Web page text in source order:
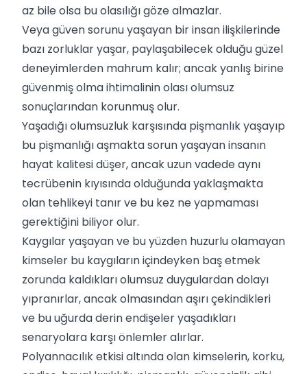
az bile olsa bu olasılığı göze almazlar.
Veya güven sorunu yaşayan bir insan ilişkilerinde
bazı zorluklar yaşar, paylaşabilecek olduğu güzel
deneyimlerden mahrum kalır; ancak yanlış birine
güvenmiş olma ihtimalinin olası olumsuz
sonuçlarından korunmuş olur.
Yaşadığı olumsuzluk karşısında pişmanlık yaşayıp
bu pişmanlığı aşmakta sorun yaşayan insanın
hayat kalitesi düşer, ancak uzun vadede aynı
tecrübenin kıyısında olduğunda yaklaşmakta
olan tehlikeyi tanır ve bu kez ne yapmaması
gerektiğini biliyor olur.
Kaygılar yaşayan ve bu yüzden huzurlu olamayan
kimseler bu kaygıların içindeyken baş etmek
zorunda kaldıkları olumsuz duygulardan dolayı
yıpranırlar, ancak olmasından aşırı çekindikleri
ve bu uğurda derin endişeler yaşadıkları
senaryolara karşı önlemler alırlar.
Polyannacılık etkisi altında olan kimselerin, korku,